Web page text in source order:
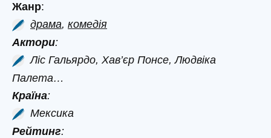
Жанр:
драма, комедія
Актори:
Ліс Гальярдо, Хав’єр Понсе, Людвіка
Палета…
Країна:
Мексика
Рейтинг: